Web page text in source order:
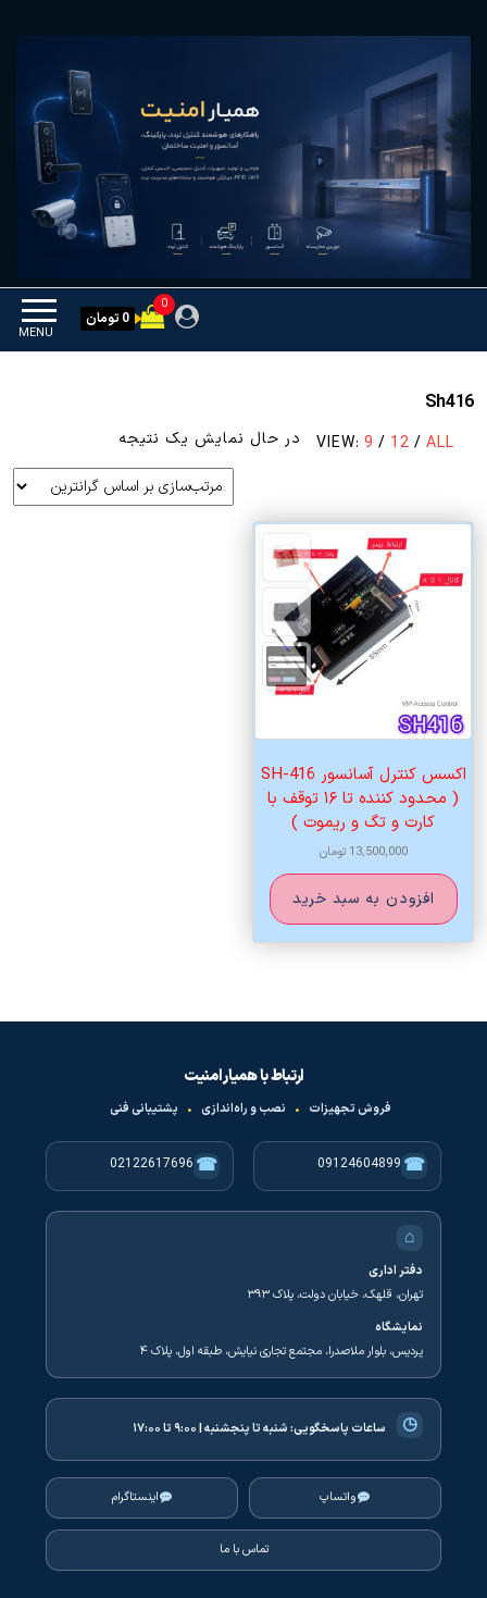
همیار امنیت
MENU
0
0 تومان
Sh416
VIEW: 9 / 12 / ALL در حال نمایش یک نتیجه
اکسس کنترل آسانسور SH-416
( محدود کننده تا ۱۶ توقف با
کارت و تگ و ریموت )
13,500,000 تومان
افزودن به سبد خرید
ارتباط با همیار امنیت
فروش تجهیزات • نصب و راه‌اندازی • پشتیبانی فنی
☎
09124604899
☎
02122617696
⌂
دفتر اداری
تهران، قلهک، خیابان دولت، پلاک ۳۹۳
نمایشگاه
پردیس، بلوار ملاصدرا، مجتمع تجاری نیایش، طبقه اول، پلاک ۴
◷ ساعات پاسخگویی:شنبه تا پنجشنبه | ۹:۰۰ تا ۱۷:۰۰
واتساپ اینستاگرام
تماس با ما